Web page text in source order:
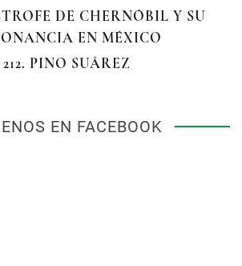
DE CHERNÓBIL Y SU
EN MÉXICO
212. PINO SUÁREZ
EN FACEBOOK